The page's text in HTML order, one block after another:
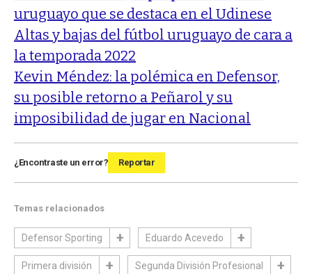
uruguayo que se destaca en el Udinese
Altas y bajas del fútbol uruguayo de cara a
la temporada 2022
Kevin Méndez: la polémica en Defensor,
su posible retorno a Peñarol y su
imposibilidad de jugar en Nacional
¿Encontraste un error? Reportar
Temas relacionados
Defensor Sporting Eduardo Acevedo
Primera división Segunda División Profesional